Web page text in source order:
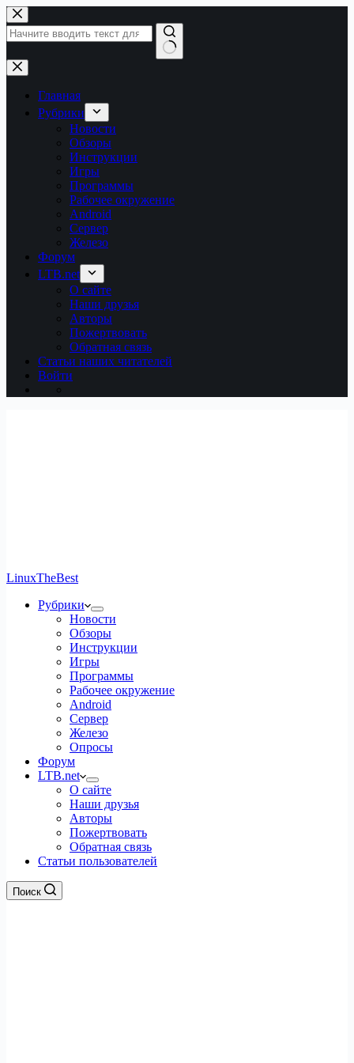
Перейти
к
сути
Ничего
не
найденоГлавная
Рубрики
Новости
Обзоры
Инструкции
Игры
Программы
Рабочее окружение
Android
Сервер
Железо
Форум
LTB.net
О сайте
Наши друзья
Авторы
Пожертвовать
Обратная связь
Статьи наших читателей
Войти
LinuxTheBest
Рубрики
Новости
Обзоры
Инструкции
Игры
Программы
Рабочее окружение
Android
Сервер
Железо
Опросы
Форум
LTB.net
О сайте
Наши друзья
Авторы
Пожертвовать
Обратная связь
Статьи пользователей
Поиск